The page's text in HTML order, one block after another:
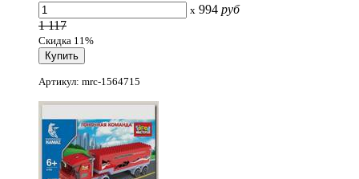
x 994 руб
1 117
Скидка 11%
Артикул: mrc-1564715